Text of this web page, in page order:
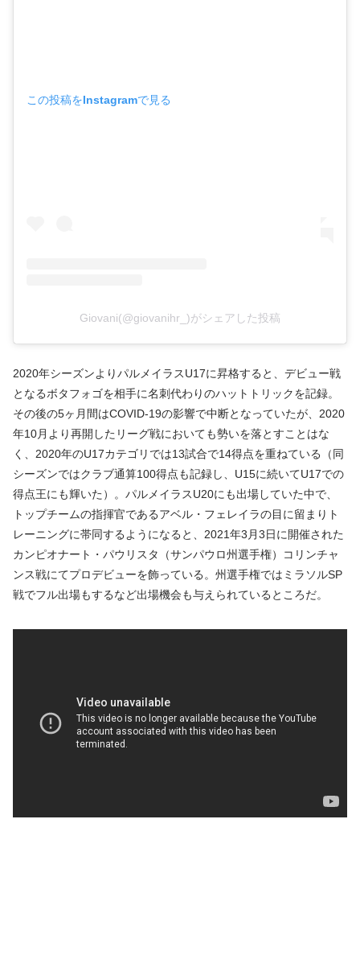
この投稿をInstagramで見る
Giovani(@giovanihr_)がシェアした投稿
2020年シーズンよりパルメイラスU17に昇格すると、デビュー戦
となるボタフォゴを相手に名刺代わりのハットトリックを記録。
その後の5ヶ月間はCOVID-19の影響で中断となっていたが、2020
年10月より再開したリーグ戦においても勢いを落とすことはな
く、2020年のU17カテゴリでは13試合で14得点を重ねている（同
シーズンではクラブ通算100得点も記録し、U15に続いてU17での
得点王にも輝いた）。パルメイラスU20にも出場していた中で、
トップチームの指揮官であるアベル・フェレイラの目に留まりト
レーニングに帯同するようになると、2021年3月3日に開催された
カンピオナート・パウリスタ（サンパウロ州選手権）コリンチャ
ンス戦にてプロデビューを飾っている。州選手権ではミラソルSP
戦でフル出場もするなど出場機会も与えられているところだ。